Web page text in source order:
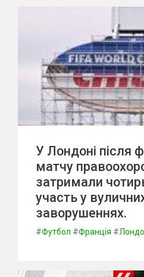
У Лондоні після
матчу
затримали
участь у
заворушеннях.
#Футбол #Франція #